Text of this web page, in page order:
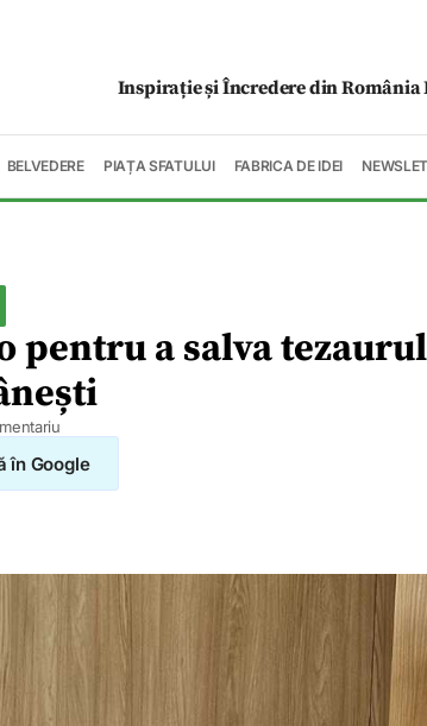
Inspirație și Încredere din
BELVEDERE PIAȚA SFATULUI FABRICA DE IDEI
pentru a salva tezaurul
în Google